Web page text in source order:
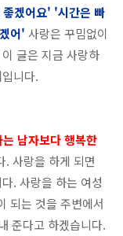
좋겠어요' '시간은 빠
어' 사랑은 꾸밈없이
글은 지금 사랑하
니다.
남자보다 행복한
. 사랑을 하게 되면
. 사랑을 하는 여성
되는 것을 주변에서
준다고 하겠습니다.